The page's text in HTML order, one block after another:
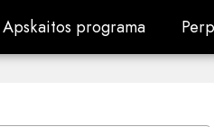
Apskaitos programa
Apskaitos programa